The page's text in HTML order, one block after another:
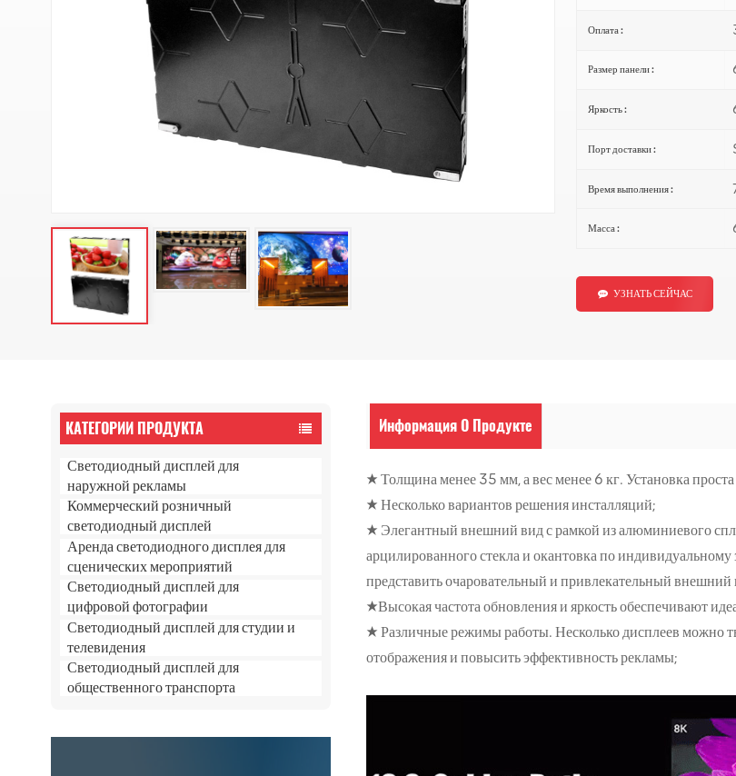
Оплата :
Размер панели :
Яркость :
Порт доставки :
Время выполнения :
Масса :
УЗНАТЬ СЕЙЧАС
КАТЕГОРИИ ПРОДУКТА
Светодиодный дисплей для
наружной рекламы
Коммерческий розничный
светодиодный дисплей
Аренда светодиодного дисплея для
сценических мероприятий
Светодиодный дисплей для
цифровой фотографии
Светодиодный дисплей для студии и
телевидения
Светодиодный дисплей для
общественного транспорта
Информация О Продукте
★ Толщина менее 35 мм, а вес менее 6 кг. Установка
★ Несколько вариантов решения инсталляций;
★ Элегантный внешний вид с рамкой из алюминиевого
арцилированного стекла и окантовка по индивидуальному
представить очаровательный и привлекательный внешний
★Высокая частота обновления и яркость обеспечивают
★ Различные режимы работы. Несколько дисплеев можно
отображения и повысить эффективность рекламы;